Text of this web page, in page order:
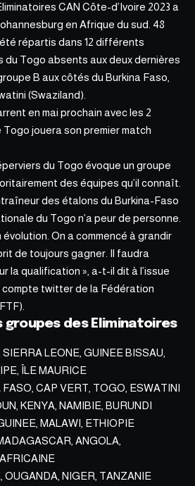
CAN Côte-d’Ivoire 2023 a
en Afrique du sud. 48
répartis dans 12 différents
du Togo absents aux deux dernières
B aux côtés du Burkina Faso,
(Swaziland).
en mai prochain avec les 2
jouera son premier match
du Togo évoque un groupe
des équipes qu’il connaît.
des étalons du Burkina-Faso
du Togo n’a peur de personne.
évolution. On a commencé à grandir
de toujours gagner. Il faudra
la qualification », a-t-il dit à l’issue
compte twitter de la Fédération
des Eliminatoires
SIERRA LEONE, GUINEE BISSAU,
ÎLE MAURICE
FASO, CAP VERT, TOGO, ESWATINI
KENYA, NAMIBIE, BURUNDI
MALAWI, ETHIOPIE
ANGOLA,
OUGANDA, NIGER, TANZANIE